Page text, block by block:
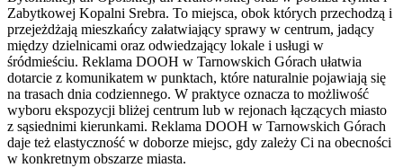
Zabytkowej Kopalni Srebra. To miejsca, obok których przechodzą i
przejeżdżają mieszkańcy załatwiający sprawy w centrum, jadący
między dzielnicami oraz odwiedzający lokale i usługi w
śródmieściu. Reklama DOOH w Tarnowskich Górach ułatwia
dotarcie z komunikatem w punktach, które naturalnie pojawiają się
na trasach dnia codziennego. W praktyce oznacza to możliwość
wyboru ekspozycji bliżej centrum lub w rejonach łączących miasto
z sąsiednimi kierunkami. Reklama DOOH w Tarnowskich Górach
daje też elastyczność w doborze miejsc, gdy zależy Ci na obecności
w konkretnym obszarze miasta.